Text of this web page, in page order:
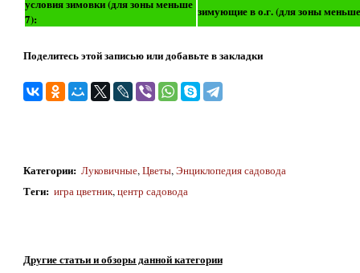
условия зимовки (для зоны меньше
7):
зимующие в о.г. (для зоны
Поделитесь этой записью или добавьте в закладки
Категории: Луковичные,Цветы,Энциклопедия садовода
Теги: игра цветник,центр садовода
Другие статьи и обзоры данной категории